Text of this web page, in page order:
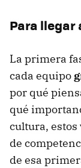
Para llegar
La primera
cada equipo
por qué
qué
cultura,
de
de esa